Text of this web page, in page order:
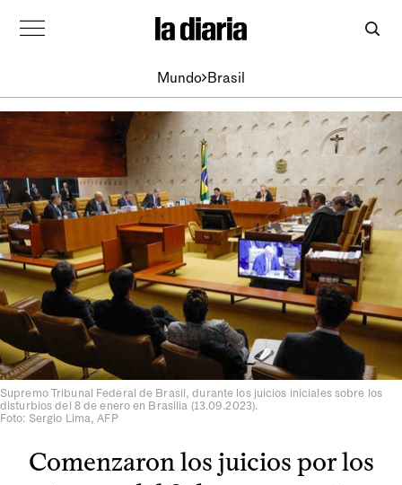
Mundo Brasil
Supremo Tribunal Federal de Brasil, durante los juicios iniciales sobre los
disturbios del 8 de enero en Brasilia (13.09.2023).
Foto: Sergio Lima, AFP
Comenzaron los juicios por los